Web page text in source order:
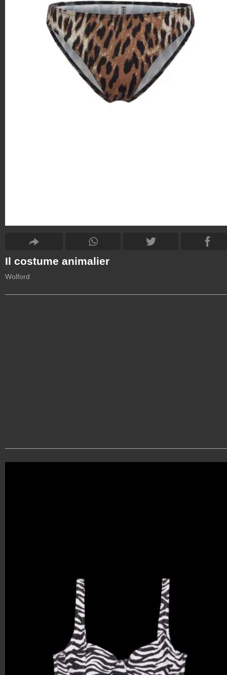
Il costume animalier
Wolford